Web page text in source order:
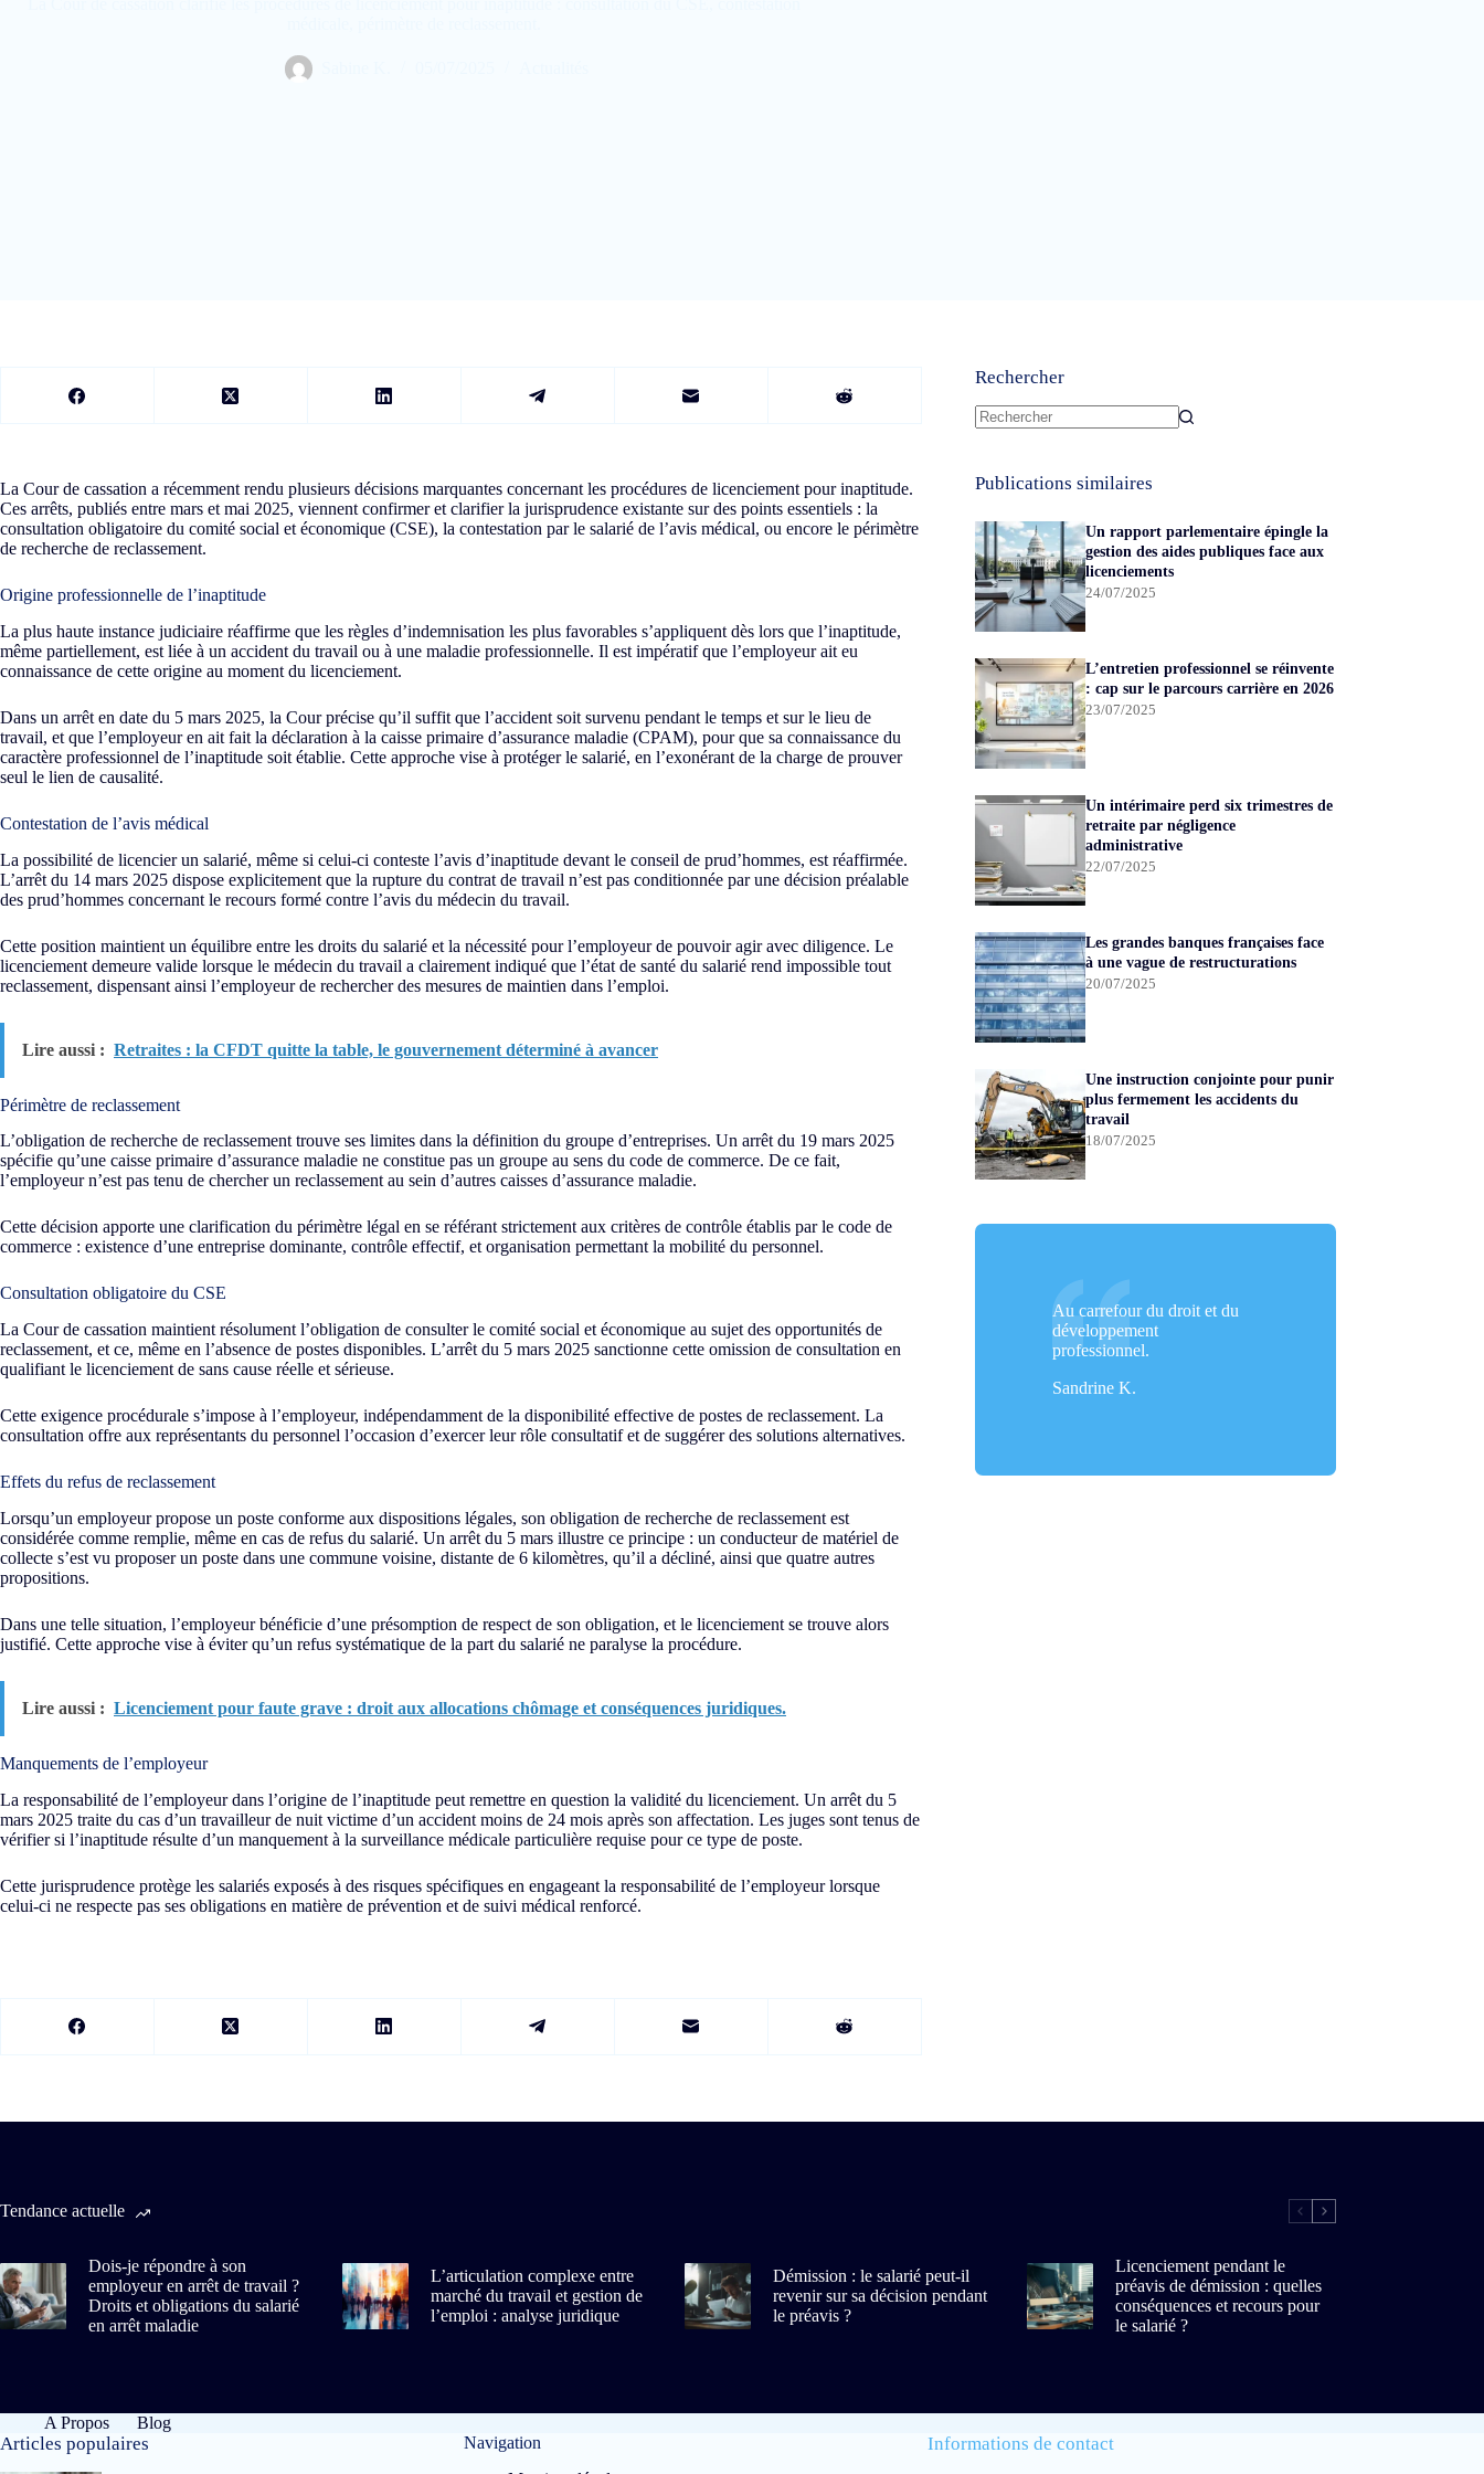
La Cour de cassation a récemment rendu plusieurs décisions marquantes concernant les procédures de licenciement pour inaptitude.
Ces arrêts, publiés entre mars et mai 2025, viennent confirmer et clarifier la jurisprudence existante sur des points essentiels : la
consultation obligatoire du comité social et économique (CSE), la contestation par le salarié de l’avis médical, ou encore le périmètre
de recherche de reclassement.
Origine professionnelle de l’inaptitude
La plus haute instance judiciaire réaffirme que les règles d’indemnisation les plus favorables s’appliquent dès lors que l’inaptitude,
même partiellement, est liée à un accident du travail ou à une maladie professionnelle. Il est impératif que l’employeur ait eu
connaissance de cette origine au moment du licenciement.
Dans un arrêt en date du 5 mars 2025, la Cour précise qu’il suffit que l’accident soit survenu pendant le temps et sur le lieu de
travail, et que l’employeur en ait fait la déclaration à la caisse primaire d’assurance maladie (CPAM), pour que sa connaissance du
caractère professionnel de l’inaptitude soit établie. Cette approche vise à protéger le salarié, en l’exonérant de la charge de prouver
seul le lien de causalité.
Contestation de l’avis médical
La possibilité de licencier un salarié, même si celui-ci conteste l’avis d’inaptitude devant le conseil de prud’hommes, est réaffirmée.
L’arrêt du 14 mars 2025 dispose explicitement que la rupture du contrat de travail n’est pas conditionnée par une décision préalable
des prud’hommes concernant le recours formé contre l’avis du médecin du travail.
Cette position maintient un équilibre entre les droits du salarié et la nécessité pour l’employeur de pouvoir agir avec diligence. Le
licenciement demeure valide lorsque le médecin du travail a clairement indiqué que l’état de santé du salarié rend impossible tout
reclassement, dispensant ainsi l’employeur de rechercher des mesures de maintien dans l’emploi.
Lire aussi : Retraites : la CFDT quitte la table, le gouvernement déterminé à avancer
Périmètre de reclassement
L’obligation de recherche de reclassement trouve ses limites dans la définition du groupe d’entreprises. Un arrêt du 19 mars 2025
spécifie qu’une caisse primaire d’assurance maladie ne constitue pas un groupe au sens du code de commerce. De ce fait,
l’employeur n’est pas tenu de chercher un reclassement au sein d’autres caisses d’assurance maladie.
Cette décision apporte une clarification du périmètre légal en se référant strictement aux critères de contrôle établis par le code de
commerce : existence d’une entreprise dominante, contrôle effectif, et organisation permettant la mobilité du personnel.
Consultation obligatoire du CSE
La Cour de cassation maintient résolument l’obligation de consulter le comité social et économique au sujet des opportunités de
reclassement, et ce, même en l’absence de postes disponibles. L’arrêt du 5 mars 2025 sanctionne cette omission de consultation en
qualifiant le licenciement de sans cause réelle et sérieuse.
Cette exigence procédurale s’impose à l’employeur, indépendamment de la disponibilité effective de postes de reclassement. La
consultation offre aux représentants du personnel l’occasion d’exercer leur rôle consultatif et de suggérer des solutions alternatives.
Effets du refus de reclassement
Lorsqu’un employeur propose un poste conforme aux dispositions légales, son obligation de recherche de reclassement est
considérée comme remplie, même en cas de refus du salarié. Un arrêt du 5 mars illustre ce principe : un conducteur de matériel de
collecte s’est vu proposer un poste dans une commune voisine, distante de 6 kilomètres, qu’il a décliné, ainsi que quatre autres
propositions.
Dans une telle situation, l’employeur bénéficie d’une présomption de respect de son obligation, et le licenciement se trouve alors
justifié. Cette approche vise à éviter qu’un refus systématique de la part du salarié ne paralyse la procédure.
Lire aussi : Licenciement pour faute grave : droit aux allocations chômage et conséquences juridiques.
Manquements de l’employeur
La responsabilité de l’employeur dans l’origine de l’inaptitude peut remettre en question la validité du licenciement. Un arrêt du 5
mars 2025 traite du cas d’un travailleur de nuit victime d’un accident moins de 24 mois après son affectation. Les juges sont tenus de
vérifier si l’inaptitude résulte d’un manquement à la surveillance médicale particulière requise pour ce type de poste.
Cette jurisprudence protège les salariés exposés à des risques spécifiques en engageant la responsabilité de l’employeur lorsque
celui-ci ne respecte pas ses obligations en matière de prévention et de suivi médical renforcé.
Rechercher
Publications similaires
Un rapport parlementaire épingle la
gestion des aides publiques face aux
licenciements
24/07/2025
L’entretien professionnel se réinvente
: cap sur le parcours carrière en 2026
23/07/2025
Un intérimaire perd six trimestres de
retraite par négligence
administrative
22/07/2025
Les grandes banques françaises face
à une vague de restructurations
20/07/2025
Une instruction conjointe pour punir
plus fermement les accidents du
travail
18/07/2025
Au carrefour du droit et du
développement
professionnel.
Sandrine K.
Tendance actuelle
Dois-je répondre à son
employeur en arrêt de travail ?
Droits et obligations du salarié
en arrêt maladie
L’articulation complexe entre
marché du travail et gestion de
l’emploi : analyse juridique
Démission : le salarié peut-il
revenir sur sa décision pendant
le préavis ?
Licenciement pendant le
préavis de démission : quelles
conséquences et recours pour
le salarié ?
A Propos Blog
Articles populaires
Navigation
Informations de contact